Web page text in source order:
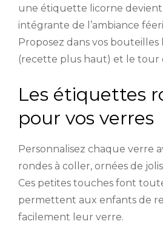
une étiquette licorne
intégrante de l’ambiance
Proposez dans vos
(recette plus haut) et le tour
Les étiquettes
pour vos verres
Personnalisez chaque verre
rondes à coller, ornées de
Ces petites touches font
permettent aux enfants de
facilement leur verre.